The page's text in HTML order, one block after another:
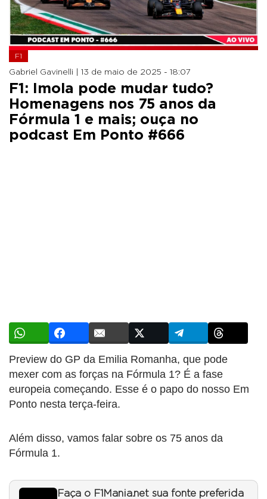
F1
Gabriel Gavinelli | 13 de maio de 2025 - 18:07
F1: Imola pode mudar tudo?
Homenagens nos 75 anos da
Fórmula 1 e mais; ouça no
podcast Em Ponto #666
Preview do GP da Emilia Romanha, que pode
mexer com as forças na Fórmula 1? É a fase
europeia começando. Esse é o papo do nosso Em
Ponto nesta terça-feira.
Além disso, vamos falar sobre os 75 anos da
Fórmula 1.
Faça o F1Mania.net sua fonte preferida